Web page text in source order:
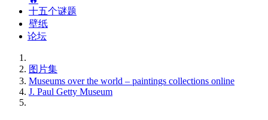
十五个谜题
壁纸
论坛
图片集
Museums over the world – paintings collections online
J. Paul Getty Museum